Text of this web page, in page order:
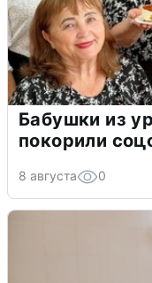
Бабушки из
покорили
8 августа 0